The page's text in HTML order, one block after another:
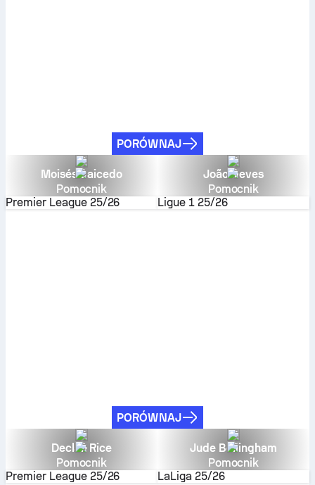
PORÓWNAJ
Moisés Caicedo
Pomocnik
Premier League 25/26
João Neves
Pomocnik
Ligue 1 25/26
PORÓWNAJ
Declan Rice
Pomocnik
Premier League 25/26
Jude Bellingham
Pomocnik
LaLiga 25/26